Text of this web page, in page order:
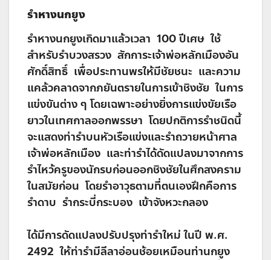
รำหางนกยูง
รำหางนกยูงเกิดมาแล้วเวลา 100 ปีเศษ ใช้
สำหรับรำบวงสรวง สักการะเจ้าพ่อหลักเมืองอัน
ศักดิ์สิทธิ์ เพื่อประทานพรให้มีชัยชนะ และความ
แคล้วคลาดจากภยันตรายในการเข้าชิงชัย ในการ
แข่งขันต่าง ๆ โดยเฉพาะอย่างยิ่งการแข่งขัยเรือ
ยาวในเทศกาลออกพรรษา โดยปกติการรำชนิดนี้
จะแสดงท่ารำบนหัวเรือแข่งและรำถวายหน้าศาล
เจ้าพ่อหลักเมือง และท่ารำได้ดัดแปลงมาจากการ
รำไหว้ครูของนักรบก่อนออกชิงชัยในศึกสงคราม
ในสมัยก่อน โดยรำอาวุธตามที่ตนเองฝึกคือการ
รำดาบ รำกระบี่กระบอง เข้าจังหวะกลอง
ได้มีการดัดแปลงปรับปรุงท่ารำใหม่ ในปี พ.ศ.
2492 ให้ท่ารำมีลีลาอ่อนช้อยเหมือนท่านกยูง